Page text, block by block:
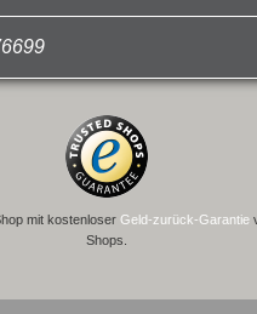
mit kostenloser Geld-zurück-Garantie
Shops.